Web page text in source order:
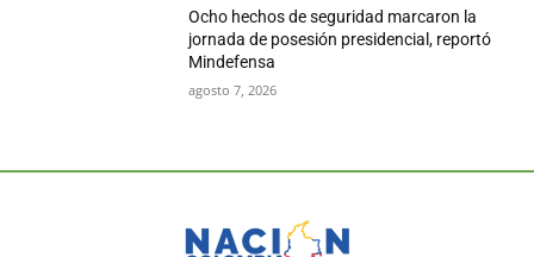
Ocho hechos de seguridad marcaron la
jornada de posesión presidencial, reportó
Mindefensa
agosto 7, 2026